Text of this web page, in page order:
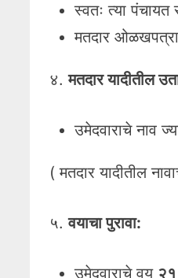
स्वतः त्या पंचायत
मतदार
४.मतदार यादीतील
उमेदवाराचे नाव
( मतदार यादीतील
५.वयाचा पुरावा:
उमेदवाराचे वय २१